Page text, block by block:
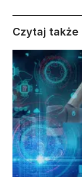
Czytaj także